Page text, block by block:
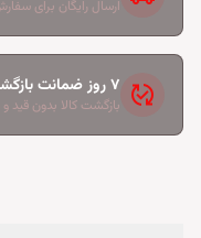
ارسال رایگان برای سفارش‌های
published_with_changes ۷ روز ضمانت بازگشت
بازگشت کالا بدون قید